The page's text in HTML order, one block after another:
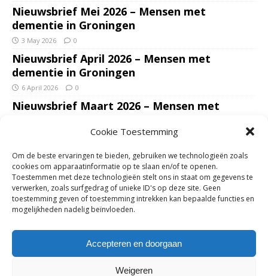
Cookie Toestemming
Om de beste ervaringen te bieden, gebruiken we technologieën zoals
cookies om apparaatinformatie op te slaan en/of te openen.
Toestemmen met deze technologieën stelt ons in staat om gegevens te
verwerken, zoals surfgedrag of unieke ID's op deze site. Geen
toestemming geven of toestemming intrekken kan bepaalde functies en
mogelijkheden nadelig beïnvloeden.
Accepteren en doorgaan
Weigeren
Nieuwsbrief Mei 2026 – Mensen met
dementie in Groningen
3 May 2026 0
Nieuwsbrief April 2026 – Mensen met
dementie in Groningen
6 April 2026 0
Nieuwsbrief Maart 2026 – Mensen met
Nieuwsbrief Januari – Februari 2026 – Mensen
met dementie in Groningen
7 February 2026 0
Ondersteun mantelzorgers – gun hun een
adempauze in De Opstap. Inzamelingsactie
voor De Opstap gestart op GoFundMe
0